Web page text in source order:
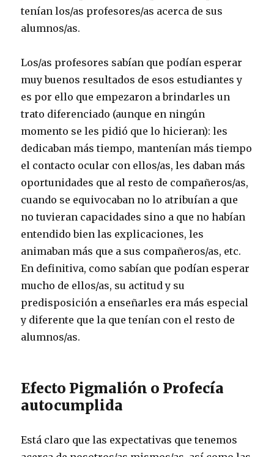
tenían los/as profesores/as acerca de sus
alumnos/as.
Los/as profesores sabían que podían esperar
muy buenos resultados de esos estudiantes y
es por ello que empezaron a brindarles un
trato diferenciado (aunque en ningún
momento se les pidió que lo hicieran): les
dedicaban más tiempo, mantenían más tiempo
el contacto ocular con ellos/as, les daban más
oportunidades que al resto de compañeros/as,
cuando se equivocaban no lo atribuían a que
no tuvieran capacidades sino a que no habían
entendido bien las explicaciones, les
animaban más que a sus compañeros/as, etc.
En definitiva, como sabían que podían esperar
mucho de ellos/as, su actitud y su
predisposición a enseñarles era más especial
y diferente que la que tenían con el resto de
alumnos/as.
Efecto Pigmalión o Profecía
autocumplida
Está claro que las expectativas que tenemos